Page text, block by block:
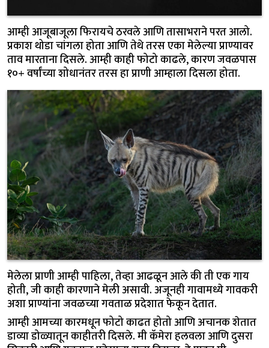
आम्ही आजूबाजूला फिरायचे ठरवले आणि तासाभराने परत आलो.
प्रकाश थोडा चांगला होता आणि तेथे तरस एका मेलेल्या प्राण्यावर
ताव मारताना दिसले. आम्ही काही फोटो काढले, कारण जवळपास
१०+ वर्षांच्या शोधानंतर तरस हा प्राणी आम्हाला दिसला होता.
मेलेला प्राणी आम्ही पाहिला, तेव्हा आढळून आले की ती एक गाय
होती, जी काही कारणाने मेली असावी. अजूनही गावामध्ये गावकरी
अशा प्राण्यांना जवळच्या गवताळ प्रदेशात फेकून देतात.
आम्ही आमच्या कारमधून फोटो काढत होतो आणि अचानक शेतात
डाव्या डोळ्यातून काहीतरी दिसले. मी कॅमेरा हलवला आणि दुसरा